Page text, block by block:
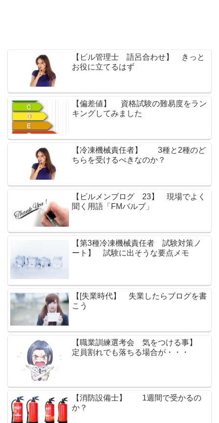
【ビル管理士 語呂合わせ】 きっと
お役に立てるはず
【偏差値】 資格試験の難易度をラン
キングしてみました
【冷凍機械責任者】 3種と2種のど
ちらを受けるべきなのか？
【ビルメンブログ 23】 現場でよく
聞く用語「FMバルブ」
【第3種冷凍機械責任者 試験対策ノ
ート】 試験に出そうな要点メモ
【[失業時代】 失業したらブログを書
こう
【職業訓練選考会 気をつける事】
定員割れでも落ちる場合が・・・
【消防設備士】 1週間で受かるの
か？